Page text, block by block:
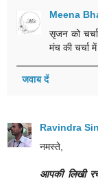
Meena
सृजन को
मंच की चर्चा
जवाब दें
Ravindra
नमस्ते,
आपकी लिखी